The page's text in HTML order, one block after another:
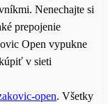
Nenechajte si
prepojenie
Open vypukne
v sieti
open. Všetky